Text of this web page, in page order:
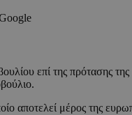
επί της πρότασης
αποτελεί μέρος της